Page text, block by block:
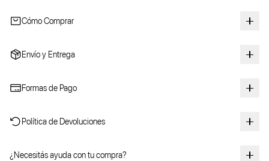
Cómo Comprar
Envío y Entrega
Formas de Pago
Política de Devoluciones
¿Necesitás ayuda con tu compra?